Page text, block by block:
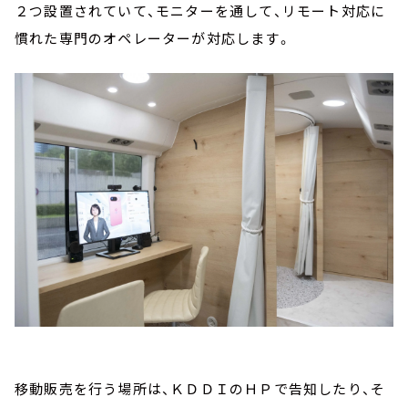
２つ設置されていて、モニターを通して、リモート対応に
慣れた専門のオペレーターが対応します。
移動販売を行う場所は、ＫＤＤＩのＨＰで告知したり、そ